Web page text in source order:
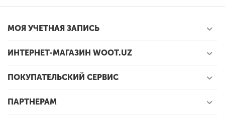
МОЯ УЧЕТНАЯ ЗАПИСЬ
ИНТЕРНЕТ-МАГАЗИН WOOT.UZ
ПОКУПАТЕЛЬСКИЙ СЕРВИС
ПАРТНЕРАМ